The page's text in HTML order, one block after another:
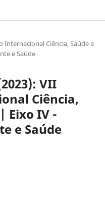
Internacional Ciência, Saúde e
e Saúde
VII
Ciência,
Eixo IV -
e Saúde